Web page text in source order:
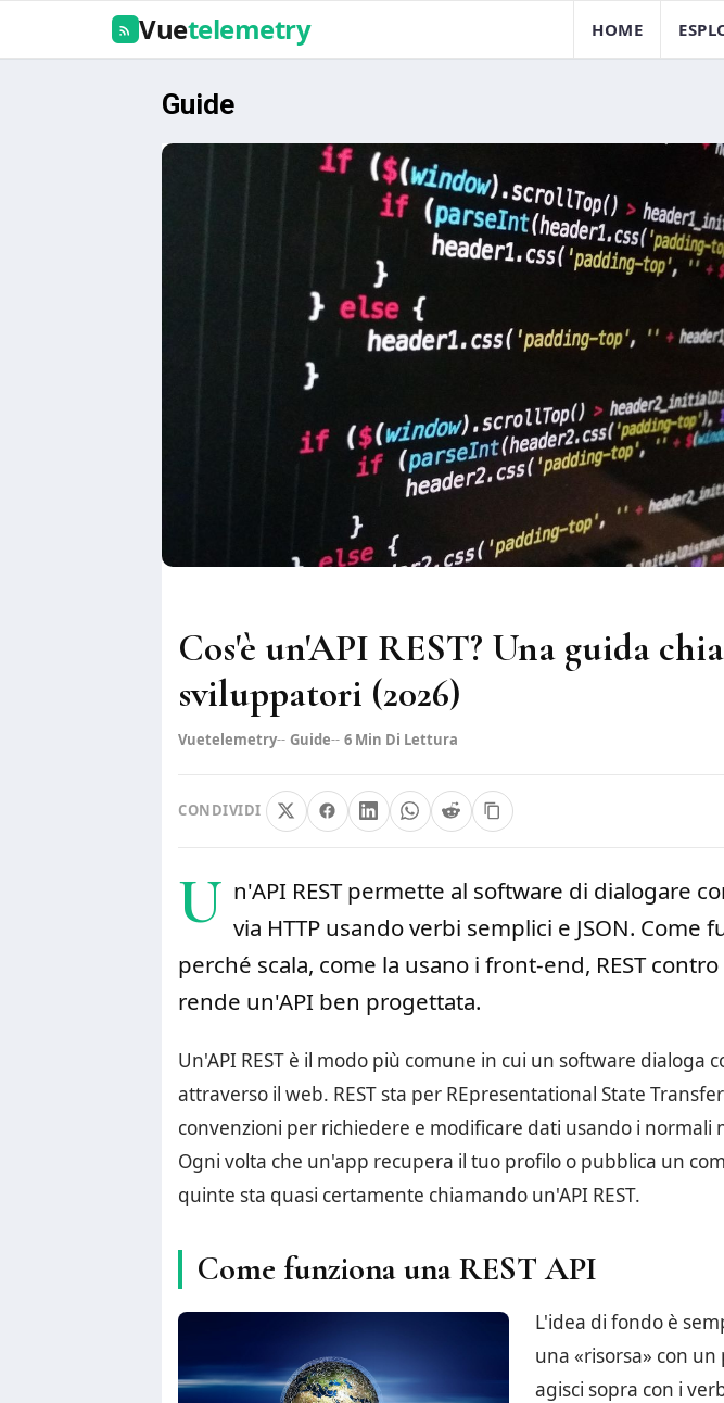
Vuetelemetry HOME
Guide
Cos'è un'API REST? Una guida
sviluppatori (2026)
Vuetelemetry Guide 6 Min Di Lettura
CONDIVIDI
U n'API REST permette al software di dialogare
via HTTP usando verbi semplici e JSON. Come
perché scala, come la usano i front-end, REST
rende un'API ben progettata.
Un'API REST è il modo più comune in cui un software dialoga
attraverso il web. REST sta per REpresentational State
convenzioni per richiedere e modificare dati usando i normali
Ogni volta che un'app recupera il tuo profilo o pubblica un
quinte sta quasi certamente chiamando un'API REST.
Come funziona una REST API
L'idea di fondo è
una «risorsa» con un
agisci sopra con i